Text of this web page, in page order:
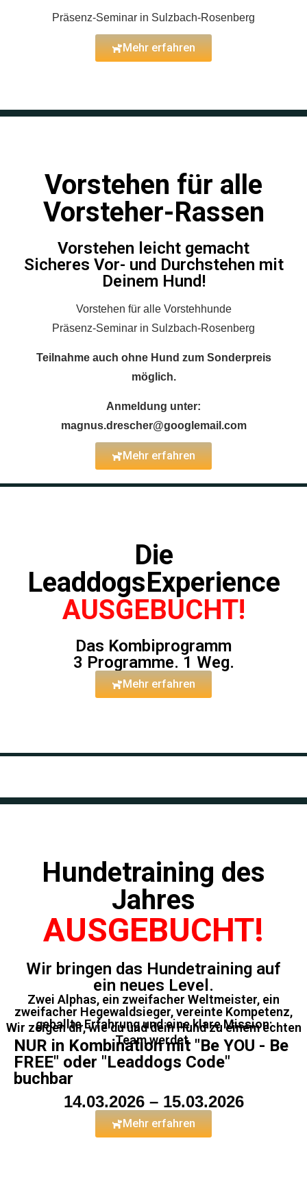
Präsenz-Seminar in Sulzbach-Rosenberg
Mehr erfahren
Vorstehen für alle
Vorsteher-Rassen
Vorstehen leicht gemacht
Sicheres Vor- und Durchstehen mit
Deinem Hund!
Vorstehen für alle Vorstehhunde
Präsenz-Seminar in Sulzbach-Rosenberg
Teilnahme auch ohne Hund zum Sonderpreis
möglich.
Anmeldung unter:
magnus.drescher@googlemail.com
Mehr erfahren
Die
LeaddogsExperience
AUSGEBUCHT!
Das Kombiprogramm
3 Programme. 1 Weg.
Mehr erfahren
Hundetraining des
Jahres
AUSGEBUCHT!
Wir bringen das Hundetraining auf
ein neues Level.
Zwei Alphas, ein zweifacher Weltmeister, ein
zweifacher Hegewaldsieger, vereinte Kompetenz,
geballte Erfahrung und eine klare Mission:
Wir zeigen dir, wie du und dein Hund zu einem echten
Team werdet.
NUR in Kombination mit "Be YOU - Be
FREE" oder "Leaddogs Code"
buchbar
14.03.2026 – 15.03.2026
Mehr erfahren